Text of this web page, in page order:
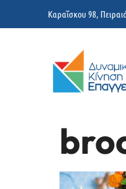
Καραΐσκου 98,